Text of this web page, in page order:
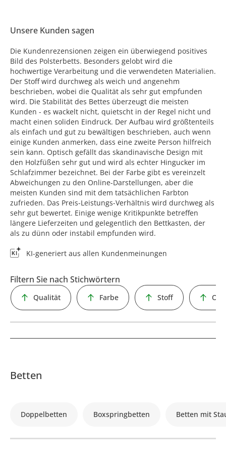
Unsere Kunden sagen
Die Kundenrezensionen zeigen ein überwiegend positives
Bild des Polsterbetts. Besonders gelobt wird die
hochwertige Verarbeitung und die verwendeten Materialien.
Der Stoff wird durchweg als weich und angenehm
beschrieben, wobei die Qualität als sehr gut empfunden
wird. Die Stabilität des Bettes überzeugt die meisten
Kunden - es wackelt nicht, quietscht in der Regel nicht und
macht einen soliden Eindruck. Der Aufbau wird größtenteils
als einfach und gut zu bewältigen beschrieben, auch wenn
einige Kunden anmerken, dass eine zweite Person hilfreich
sein kann. Optisch gefällt das skandinavische Design mit
den Holzfüßen sehr gut und wird als echter Hingucker im
Schlafzimmer bezeichnet. Bei der Farbe gibt es vereinzelt
Abweichungen zu den Online-Darstellungen, aber die
meisten Kunden sind mit dem tatsächlichen Farbton
zufrieden. Das Preis-Leistungs-Verhältnis wird durchweg als
sehr gut bewertet. Einige wenige Kritikpunkte betreffen
längere Lieferzeiten und gelegentlich den Bettkasten, der
als zu dünn oder instabil empfunden wird.
KI-generiert aus allen Kundenmeinungen
Filtern Sie nach Stichwörtern
Qualität Farbe Stoff
Betten
Doppelbetten Boxspringbetten Betten mit